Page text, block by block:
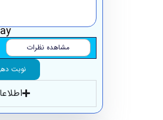
مشاهده نظرات
نوبت